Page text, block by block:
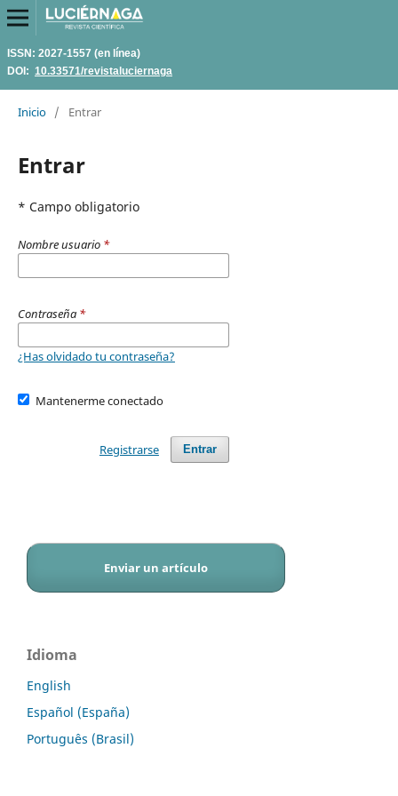
ISSN: 2027-1557 (en línea)
DOI: 10.33571/revistaluciernaga
Inicio / Entrar
Entrar
* Campo obligatorio
Nombre usuario *
Contraseña *
¿Has olvidado tu contraseña?
Mantenerme conectado
Entrar
Registrarse
Enviar un artículo
Idioma
English
Español (España)
Português (Brasil)